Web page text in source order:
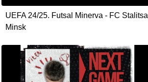
UEFA 24/25. Futsal Minerva - FC Stalitsa
Minsk